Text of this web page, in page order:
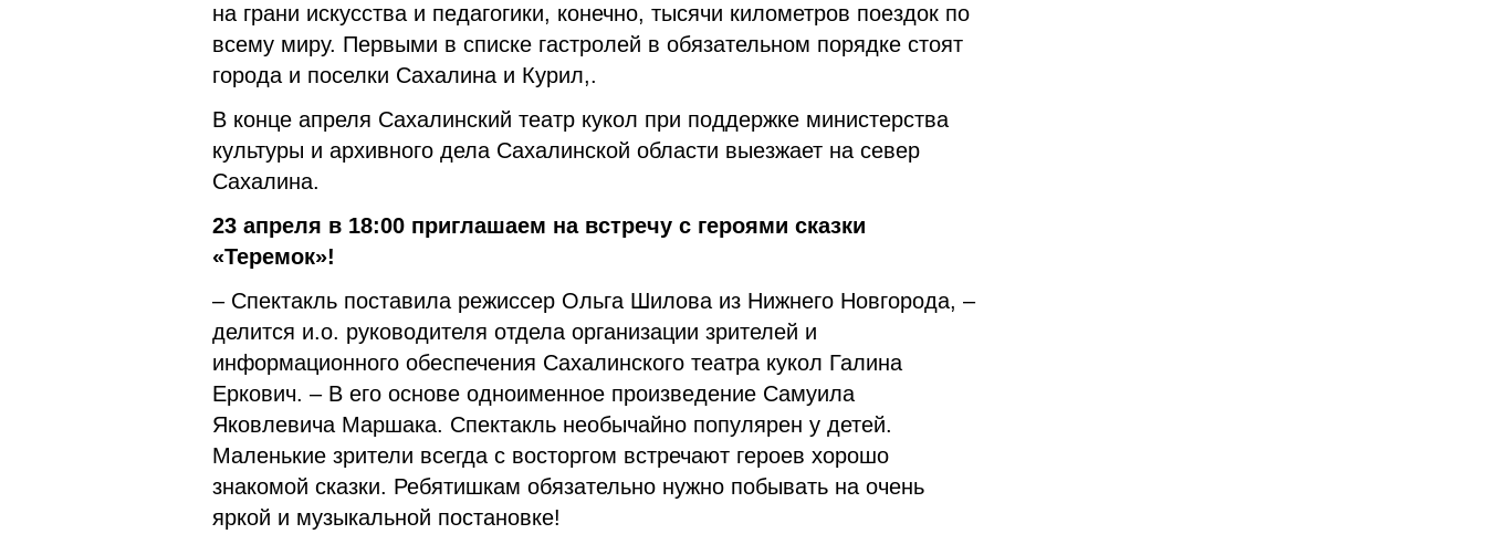
на грани искусства и педагогики, конечно, тысячи километров поездок по
всему миру. Первыми в списке гастролей в обязательном порядке стоят
города и поселки Сахалина и Курил,.
В конце апреля Сахалинский театр кукол при поддержке министерства
культуры и архивного дела Сахалинской области выезжает на север
Сахалина.
23 апреля в 18:00 приглашаем на встречу с героями сказки
«Теремок»!
– Спектакль поставила режиссер Ольга Шилова из Нижнего Новгорода, –
делится и.о. руководителя отдела организации зрителей и
информационного обеспечения Сахалинского театра кукол Галина
Еркович. – В его основе одноименное произведение Самуила
Яковлевича Маршака. Спектакль необычайно популярен у детей.
Маленькие зрители всегда с восторгом встречают героев хорошо
знакомой сказки. Ребятишкам обязательно нужно побывать на очень
яркой и музыкальной постановке!